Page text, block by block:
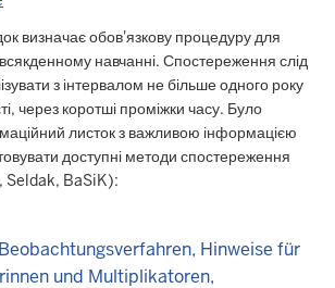
визначає обов'язкову процедуру для
навчанні. Спостереження слід
з інтервалом не більше одного року
через коротші проміжки часу. Було
листок з важливою інформацією
доступні методи спостереження
Seldak, BaSiK):
Hinweise für
und Multiplikatoren,